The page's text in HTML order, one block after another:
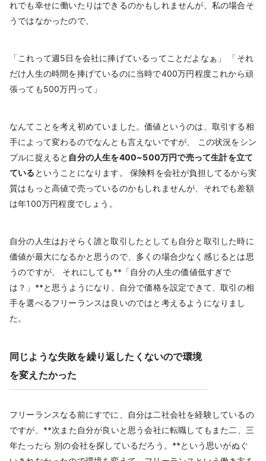
れでも幸せに働いたりはできるのかもしれませんが、私の場合そ
うではなかったので、
「これって週5日を会社に捧げているってことだよなぁ」 「それ
だけ人生の時間を捧げているのに当時で400万円程度これから頑
張っても500万円って」
なんてことを考え初めていました。価値というのは、取引する相
手によって変わるのでなんとも言えないですが、 この状況をシン
プルに捉えると 自分の人生を400~500万円で売って生計を立て
ている ということになります。 保険料を会社が負担してるから実
質はもっと高値で売っているのかもしれませんが、それでも差額
は年100万円程度でしょう。
自分の人生はおそらく誰と取引したとしても自分と取引した時に
価値が最大になるかと思うので、多くの場合少なく感じるとは思
うのですが、 それにしても**「自分の人生の価値低すぎで
は？」**と思うようになり、自分で価格を設定できて、取引の相
手を選べるフリーランスは良いのではと考えるようになりまし
た。
同じような失敗を繰り返したくないので環境
を変えたかった
フリーランスなる前にすでに、自分は二社会社を経験しているの
ですが、**次また自分が良いと思う会社に転職してもまた二、三
年たったら 別の会社を探しているだろう。**という思いがぬぐ